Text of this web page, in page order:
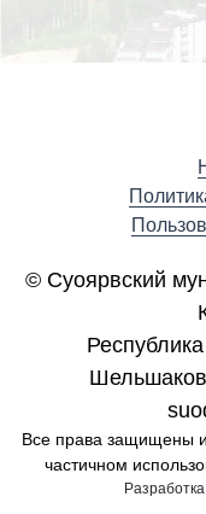
© Суоярвский
Все права защищены
частичном